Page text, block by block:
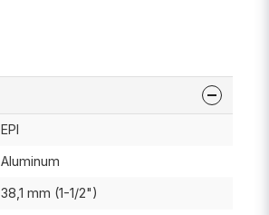
EPI
Aluminum
38,1 mm (1-1/2")